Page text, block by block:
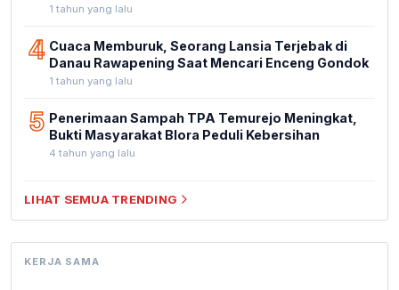
1 tahun yang lalu
4 Cuaca Memburuk, Seorang Lansia Terjebak di
Danau Rawapening Saat Mencari Enceng Gondok
1 tahun yang lalu
5 Penerimaan Sampah TPA Temurejo Meningkat,
Bukti Masyarakat Blora Peduli Kebersihan
4 tahun yang lalu
LIHAT SEMUA TRENDING
KERJA SAMA